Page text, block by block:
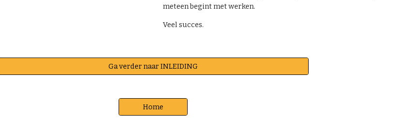
meteen begint met werken.
Veel succes.
Ga verder naar INLEIDING
Home